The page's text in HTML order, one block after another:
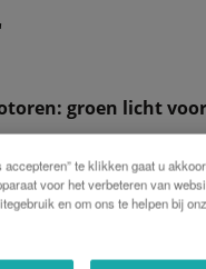
groen licht
viercilinder V3800
motor voldoet met
Final-emissienormen.
accepteren” te klikken gaat u
voor het verbeteren van
en om ons te helpen bij